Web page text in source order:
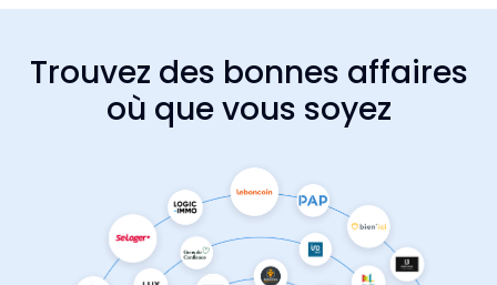
Trouvez des bonnes affaires
où que vous soyez